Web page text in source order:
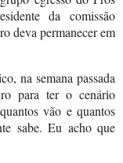
da comissão
deva permanecer em
na semana passada
para ter o cenário
vão e quantos
sabe. Eu acho que